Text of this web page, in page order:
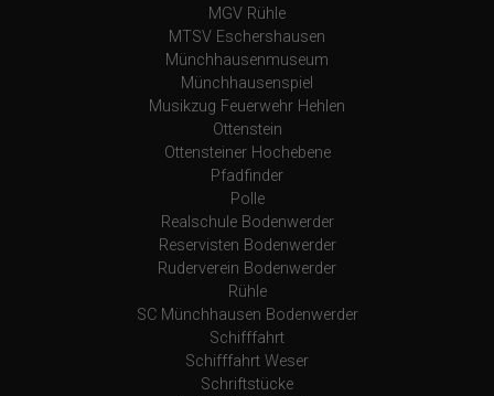
MGV Rühle
MTSV Eschershausen
Münchhausenmuseum
Münchhausenspiel
Musikzug Feuerwehr Hehlen
Ottenstein
Ottensteiner Hochebene
Pfadfinder
Polle
Realschule Bodenwerder
Reservisten Bodenwerder
Ruderverein Bodenwerder
Rühle
SC Münchhausen Bodenwerder
Schifffahrt
Schifffahrt Weser
Schriftstücke